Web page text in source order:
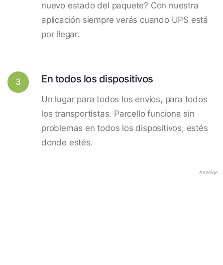
nuevo estado del paquete? Con nuestra
aplicación siempre verás cuando UPS está
por llegar.
3 En todos los dispositivos
Un lugar para todos los envíos, para todos
los transportistas. Parcello funciona sin
problemas en todos los dispositivos, estés
donde estés.
Anzeige